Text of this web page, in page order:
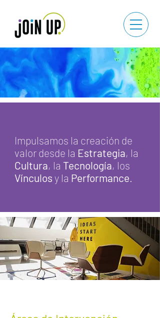
Impulsamos la creación de
valor desde la Estrategia, la
Cultura, la Tecnología, los
Vínculos y la Performance.